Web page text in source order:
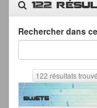
122
Rechercher dans
122 résultats
Sujets